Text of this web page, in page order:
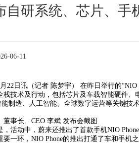
自研系统、芯片、手
06-11
22日讯（记者 陈梦宇） 在昨日举行的
栈技术及行动，包括芯片及车载智能硬件
能制造、人工智能、全球数字运营等关键技
董事长、CEO 李斌 发布会截图
，活动中，蔚来还推出了首款手机NIO
要一环，NIO Phone的推出打通了车和手机